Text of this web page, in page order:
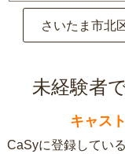
さいたま市北
未経験者
キャス
CaSyに登録してい